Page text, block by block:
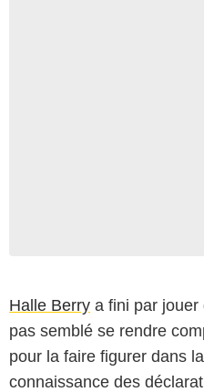
Halle Berry a fini par jouer
pas semblé se rendre
pour la faire figurer dans
connaissance des